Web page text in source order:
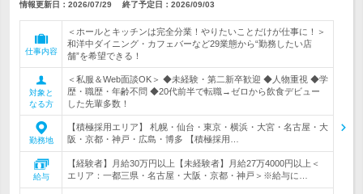
情報更新日：2026/07/29 終了予定日： 2026/09/03
仕事内容
＜ホールとキッチンは完全分業！やりたいことだけが仕事に！＞
和洋中ダイニング・カフェバーなど29業態から“勤務したい店
舗”を希望できる！
対象と
なる方
＜私服＆Web面談OK＞ ◆未経験・第二新卒歓迎 ◆人物重視 ◆学
歴・職歴・年齢不問 ◆20代前半で転職→ゼロから飲食デビュー
した先輩多数！
勤務地
【積極採用エリア】 札幌・仙台・東京・横浜・大宮・名古屋・大
阪・京都・神戸・広島・博多 【積極採用…
給与
【経験者】月給30万円以上【未経験者】月給27万4000円以上＜
エリア：一都三県・名古屋・大阪・京都・神戸＞※給与に…